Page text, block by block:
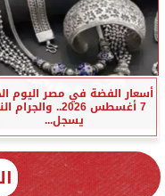
أسعار الفضة في مصر اليوم
7 أغسطس 2026..
يسجل...